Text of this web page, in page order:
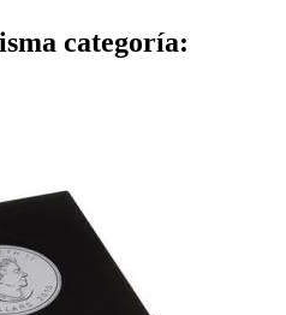
categoría: